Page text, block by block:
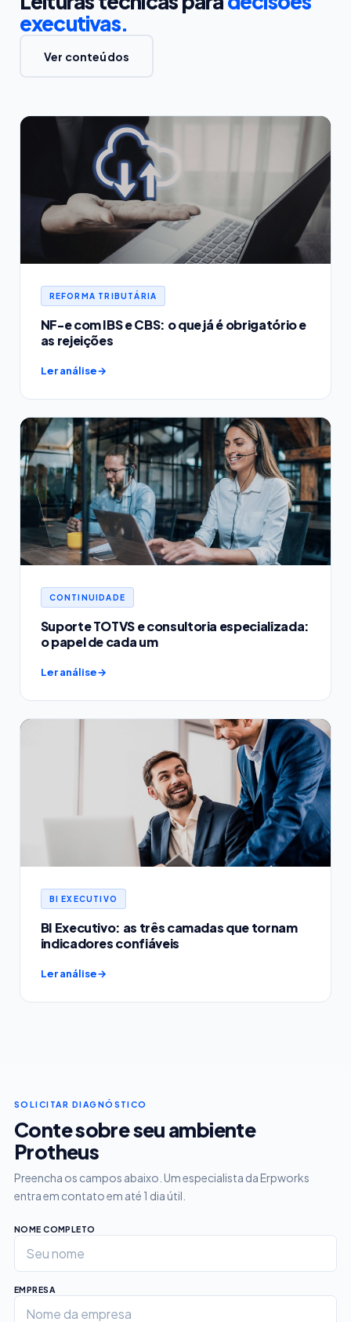
executivas.
Ver conteúdos
REFORMA TRIBUTÁRIA
NF-e com IBS e CBS: o que já é obrigatório e
as rejeições
Ler análise
CONTINUIDADE
Suporte TOTVS e consultoria especializada:
o papel de cada um
Ler análise
BI EXECUTIVO
BI Executivo: as três camadas que tornam
indicadores confiáveis
Ler análise
SOLICITAR DIAGNÓSTICO
Conte sobre seu ambiente
Protheus
Preencha os campos abaixo. Um especialista da Erpworks
entra em contato em até 1 dia útil.
NOME COMPLETO
EMPRESA